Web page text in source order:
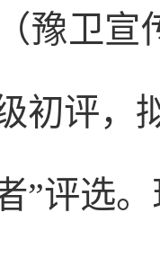
豫卫宣
初评，
”评选